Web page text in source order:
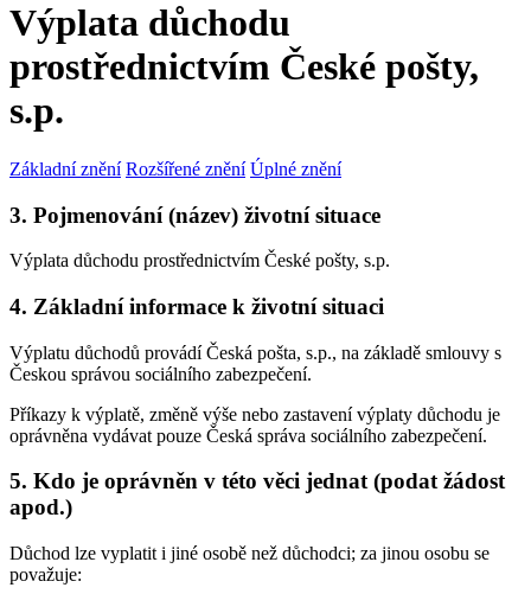
Výplata důchodu
prostřednictvím České pošty,
s.p.
Základní znění Rozšířené znění Úplné znění
3. Pojmenování (název) životní situace
Výplata důchodu prostřednictvím České pošty, s.p.
4. Základní informace k životní situaci
Výplatu důchodů provádí Česká pošta, s.p., na základě smlouvy s
Českou správou sociálního zabezpečení.
Příkazy k výplatě, změně výše nebo zastavení výplaty důchodu je
oprávněna vydávat pouze Česká správa sociálního zabezpečení.
5. Kdo je oprávněn v této věci jednat (podat žádost
apod.)
Důchod lze vyplatit i jiné osobě než důchodci; za jinou osobu se
považuje: